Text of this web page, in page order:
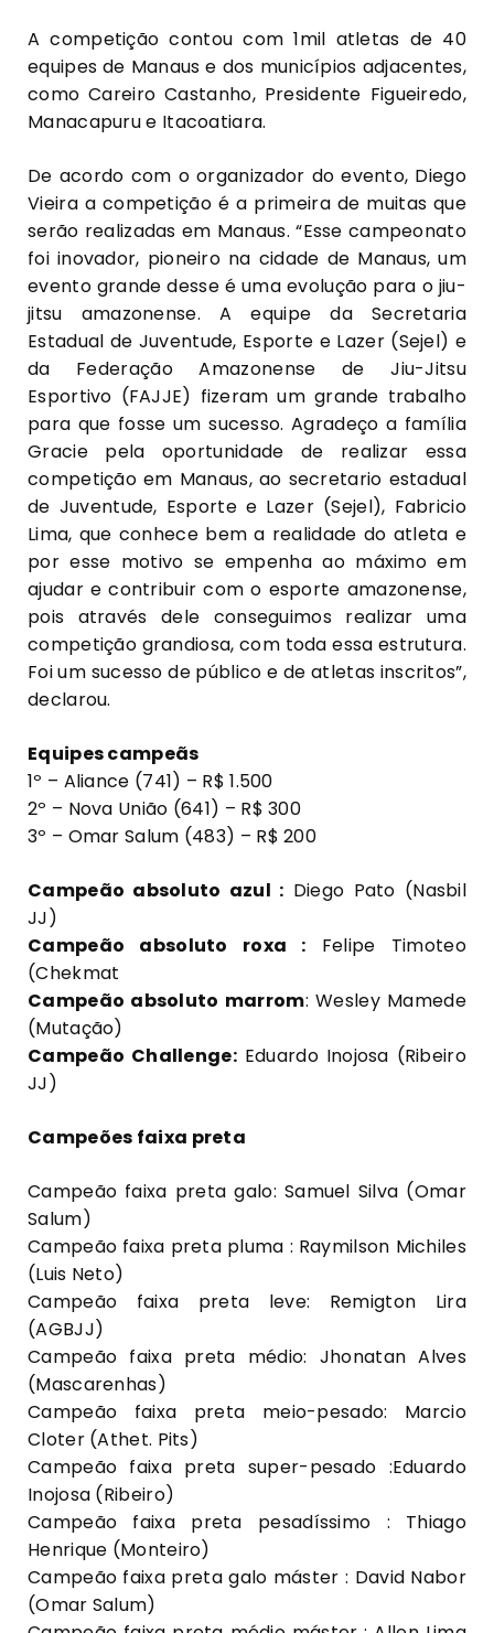
A competição contou com 1mil atletas de 40
equipes de Manaus e dos municípios adjacentes,
como Careiro Castanho, Presidente Figueiredo,
Manacapuru e Itacoatiara.
De acordo com o organizador do evento, Diego
Vieira a competição é a primeira de muitas que
serão realizadas em Manaus. “Esse campeonato
foi inovador, pioneiro na cidade de Manaus, um
evento grande desse é uma evolução para o jiu-
jitsu amazonense. A equipe da Secretaria
Estadual de Juventude, Esporte e Lazer (Sejel) e
da Federação Amazonense de Jiu-Jitsu
Esportivo (FAJJE) fizeram um grande trabalho
para que fosse um sucesso. Agradeço a família
Gracie pela oportunidade de realizar essa
competição em Manaus, ao secretario estadual
de Juventude, Esporte e Lazer (Sejel), Fabricio
Lima, que conhece bem a realidade do atleta e
por esse motivo se empenha ao máximo em
ajudar e contribuir com o esporte amazonense,
pois através dele conseguimos realizar uma
competição grandiosa, com toda essa estrutura.
Foi um sucesso de público e de atletas inscritos”,
declarou.
Equipes campeãs
1º – Aliance (741) – R$ 1.500
2º – Nova União (641) – R$ 300
3º – Omar Salum (483) – R$ 200
Campeão absoluto azul : Diego Pato (Nasbil
JJ)
Campeão absoluto roxa : Felipe Timoteo
(Chekmat
Campeão absoluto marrom: Wesley Mamede
(Mutação)
Campeão Challenge:Eduardo Inojosa (Ribeiro
JJ)
Campeões faixa preta
Campeão faixa preta galo: Samuel Silva (Omar
Salum)
Campeão faixa preta pluma : Raymilson Michiles
(Luis Neto)
Campeão faixa preta leve: Remigton Lira
(AGBJJ)
Campeão faixa preta médio: Jhonatan Alves
(Mascarenhas)
Campeão faixa preta meio-pesado: Marcio
Cloter (Athet. Pits)
Campeão faixa preta super-pesado :Eduardo
Inojosa (Ribeiro)
Campeão faixa preta pesadíssimo : Thiago
Henrique (Monteiro)
Campeão faixa preta galo máster : David Nabor
(Omar Salum)